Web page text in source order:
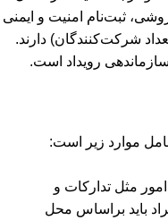
ثبت‌نام امنیت و ایمنی
شرکت‌کنندگان) دارند.
رویداد است.
موارد زیر است:
مثل تدارکات و
باید براساس محل